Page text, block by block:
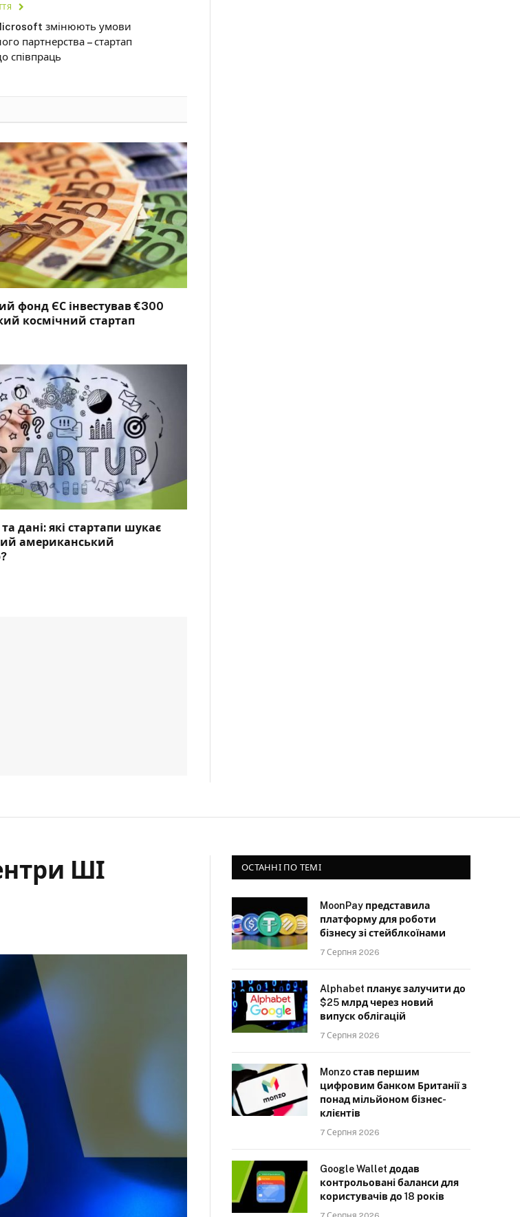
змінюють умови
партнерства – стартап
співпраць
фонд ЄС інвестував €300
космічний стартап
дані: які стартапи шукає
американський
ШІ
ОСТАННІ ПО ТЕМІ
MoonPay представила
платформу для роботи
бізнесу зі стейблкоїнами
7 Серпня 2026
Alphabet планує залучити до
$25 млрд через новий
випуск облігацій
7 Серпня 2026
Monzo став першим
цифровим банком Британії з
понад мільйоном бізнес-
клієнтів
7 Серпня 2026
Google Wallet додав
контрольовані баланси для
користувачів до 18 років